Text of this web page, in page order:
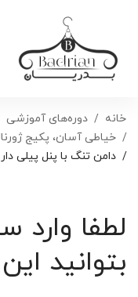
خانه
دوره‌های آموزشی
خیاطی آسان، پکیج
دامن تنگ با پنل پیلی دار
لطفا وارد
بتوانید